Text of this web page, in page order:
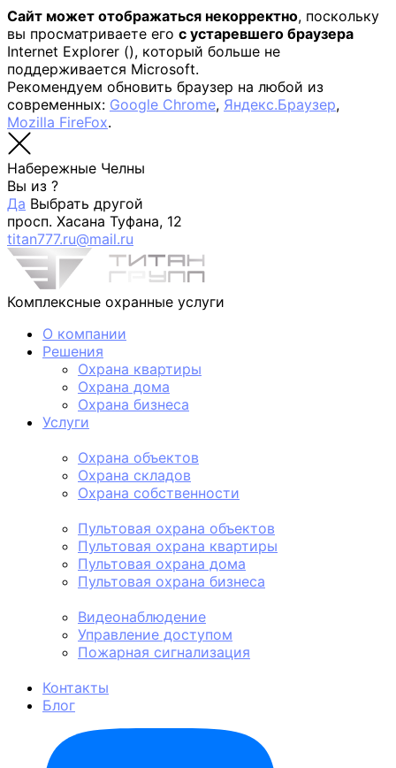
Сайт может отображаться некорректно, поскольку
вы просматриваете его с устаревшего браузера
Internet Explorer (), который больше не
поддерживается Microsoft.
Рекомендуем обновить браузер на любой из
современных: Google Chrome, Яндекс.Браузер,
Mozilla FireFox.
Набережные Челны
Вы из ?
Да Выбрать другой
просп. Хасана Туфана, 12
titan777.ru@mail.ru
Комплексные охранные услуги
О компании
Решения
Охрана квартиры
Охрана дома
Охрана бизнеса
Услуги
Охрана объектов
Охрана складов
Охрана собственности
Пультовая охрана объектов
Пультовая охрана квартиры
Пультовая охрана дома
Пультовая охрана бизнеса
Видеонаблюдение
Управление доступом
Пожарная сигнализация
Контакты
Блог